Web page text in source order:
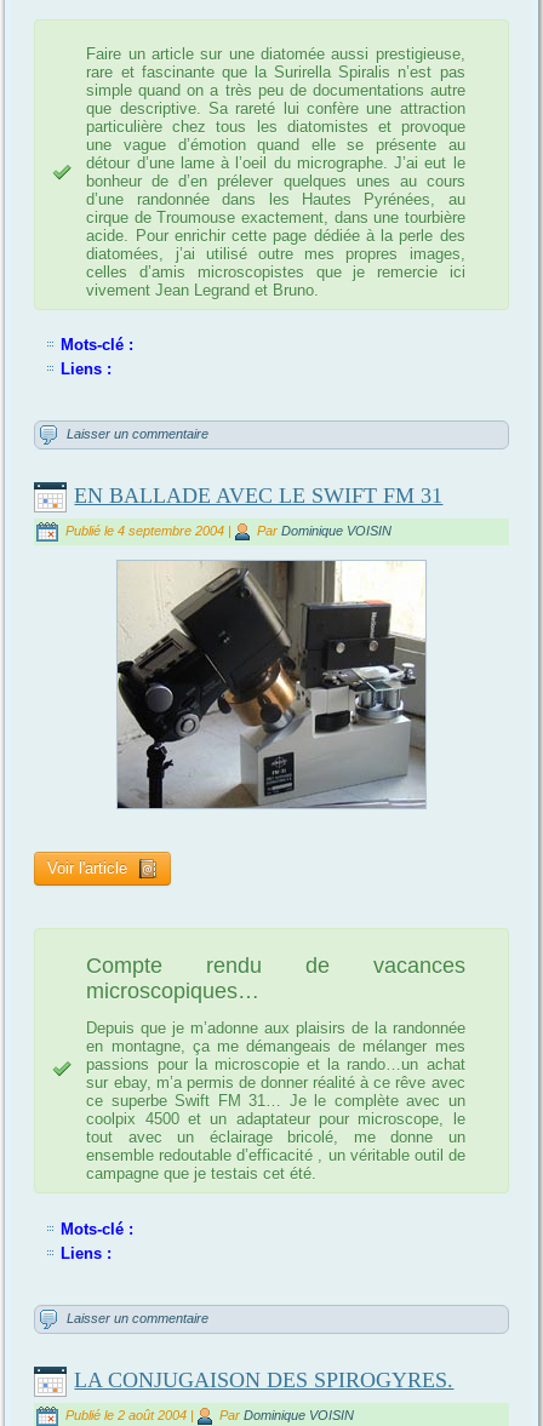
Faire un article sur une diatomée aussi prestigieuse,
rare et fascinante que la Surirella Spiralis n’est pas
simple quand on a très peu de documentations autre
que descriptive. Sa rareté lui confère une attraction
particulière chez tous les diatomistes et provoque
une vague d’émotion quand elle se présente au
détour d’une lame à l’oeil du micrographe. J’ai eut le
bonheur de d’en prélever quelques unes au cours
d’une randonnée dans les Hautes Pyrénées, au
cirque de Troumouse exactement, dans une tourbière
acide. Pour enrichir cette page dédiée à la perle des
diatomées, j’ai utilisé outre mes propres images,
celles d’amis microscopistes que je remercie ici
vivement Jean Legrand et Bruno.
Mots-clé :
Liens :
Laisser un commentaire
EN BALLADE AVEC LE SWIFT FM 31
Publié le 4 septembre 2004 | Par Dominique VOISIN
Voir l'article
Compte rendu de vacances
microscopiques…
Depuis que je m’adonne aux plaisirs de la randonnée
en montagne, ça me démangeais de mélanger mes
passions pour la microscopie et la rando…un achat
sur ebay, m’a permis de donner réalité à ce rêve avec
ce superbe Swift FM 31… Je le complète avec un
coolpix 4500 et un adaptateur pour microscope, le
tout avec un éclairage bricolé, me donne un
ensemble redoutable d’efficacité , un véritable outil de
campagne que je testais cet été.
Mots-clé :
Liens :
Laisser un commentaire
LA CONJUGAISON DES SPIROGYRES.
Publié le 2 août 2004 | Par Dominique VOISIN